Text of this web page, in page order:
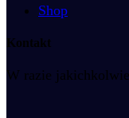
Shop
Kontakt
W razie